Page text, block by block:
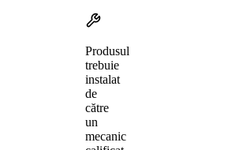
Produsul
trebuie
instalat
de
către
un
mecanic